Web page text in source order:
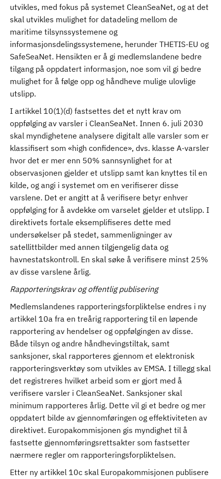
utvikles, med fokus på systemet CleanSeaNet, og at det
skal utvikles mulighet for datadeling mellom de
maritime tilsynssystemene og
informasjonsdelingssystemene, herunder THETIS-EU og
SafeSeaNet. Hensikten er å gi medlemslandene bedre
tilgang på oppdatert informasjon, noe som vil gi bedre
mulighet for å følge opp og håndheve mulige ulovlige
utslipp.
I artikkel 10(1)(d) fastsettes det et nytt krav om
oppfølging av varsler i CleanSeaNet. Innen 6. juli 2030
skal myndighetene analysere digitalt alle varsler som er
klassifisert som «high confidence», dvs. klasse A-varsler
hvor det er mer enn 50% sannsynlighet for at
observasjonen gjelder et utslipp samt kan knyttes til en
kilde, og angi i systemet om en verifiserer disse
varslene. Det er angitt at å verifisere betyr enhver
oppfølging for å avdekke om varselet gjelder et utslipp. I
direktivets fortale eksemplifiseres dette med
undersøkelser på stedet, sammenligninger av
satellittbilder med annen tilgjengelig data og
havnestatskontroll. En skal søke å verifisere minst 25%
av disse varslene årlig.
Rapporteringskrav og offentlig publisering
Medlemslandenes rapporteringsforpliktelse endres i ny
artikkel 10a fra en treårig rapportering til en løpende
rapportering av hendelser og oppfølgingen av disse.
Både tilsyn og andre håndhevingstiltak, samt
sanksjoner, skal rapporteres gjennom et elektronisk
rapporteringsverktøy som utvikles av EMSA. I tillegg skal
det registreres hvilket arbeid som er gjort med å
verifisere varsler i CleanSeaNet. Sanksjoner skal
minimum rapporteres årlig. Dette vil gi et bedre og mer
oppdatert bilde av gjennomføringen og effektiviteten av
direktivet. Europakommisjonen gis myndighet til å
fastsette gjennomføringsrettsakter som fastsetter
nærmere regler om rapporteringsforpliktelsen.
Etter ny artikkel 10c skal Europakommisjonen publisere